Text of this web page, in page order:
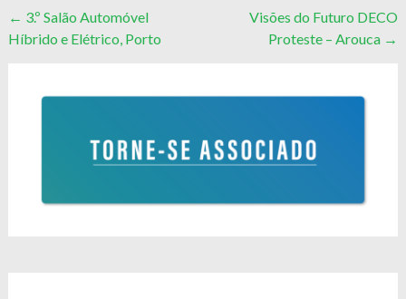
Post
navigation
← 3.º Salão Automóvel
Híbrido e Elétrico, Porto
Visões do Futuro DECO
Proteste – Arouca →